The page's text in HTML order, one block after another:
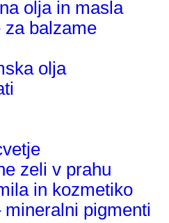
olja in masla
za balzame
olja
zeli v prahu
in kozmetiko
mineralni pigmenti